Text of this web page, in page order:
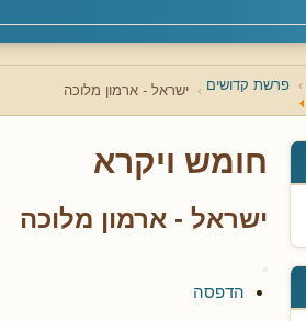
פרשת קדושים ישראל - ארמון מלוכה
חומש ויקרא
ישראל - ארמון מלוכה
הדפסה